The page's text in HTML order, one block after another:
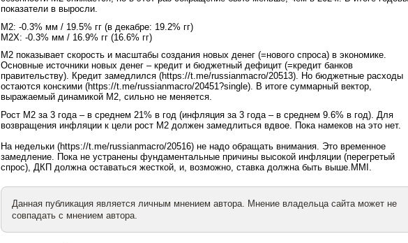
показатели в выросли.
М2: -0.3% мм / 19.5% гг (в декабре: 19.2% гг)
М2Х: -0.3% мм / 16.9% гг (16.6% гг)
М2 показывает скорость и масштабы создания новых денег (=нового спроса) в экономике.
Основные источники новых денег – кредит и бюджетный дефицит (=кредит банков
правительству). Кредит замедлился (https://t.me/russianmacro/20513). Но бюджетные расходы
остаются конскими (https://t.me/russianmacro/20451?single). В итоге суммарный вектор,
выражаемый динамикой М2, сильно не меняется.
Рост М2 за 3 года – в среднем 21% в год (инфляция за 3 года – в среднем 9.6% в год). Для
возвращения инфляции к цели рост М2 должен замедлиться вдвое. Пока намеков на это нет.
На недельки (https://t.me/russianmacro/20516) не надо обращать внимания. Это временное
замедление. Пока не устранены фундаментальные причины высокой инфляции (перегретый
спрос), ДКП должна оставаться жесткой, и, возможно, ставка должна быть выше.MMI.
Данная публикация является личным мнением автора. Мнение владельца сайта может не
совпадать с мнением автора.